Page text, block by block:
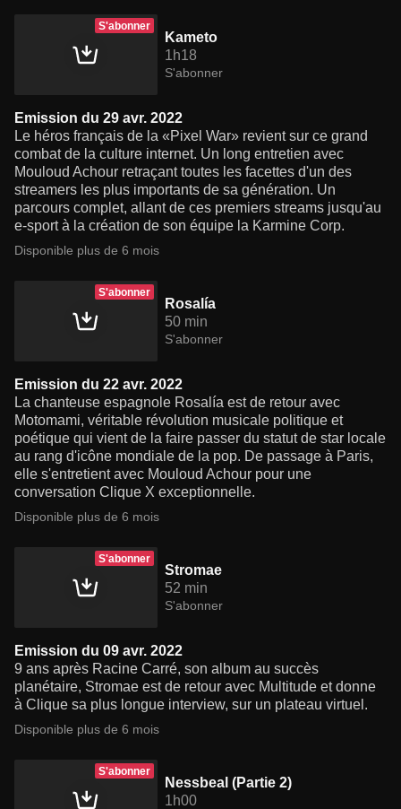
S'abonner
Kameto
1h18
S'abonner
Emission du 29 avr. 2022
Le héros français de la «Pixel War» revient sur ce grand
combat de la culture internet. Un long entretien avec
Mouloud Achour retraçant toutes les facettes d'un des
streamers les plus importants de sa génération. Un
parcours complet, allant de ces premiers streams jusqu'au
e-sport à la création de son équipe la Karmine Corp.
Disponible plus de 6 mois
S'abonner
Rosalía
50 min
S'abonner
Emission du 22 avr. 2022
La chanteuse espagnole Rosalía est de retour avec
Motomami, véritable révolution musicale politique et
poétique qui vient de la faire passer du statut de star locale
au rang d'icône mondiale de la pop. De passage à Paris,
elle s'entretient avec Mouloud Achour pour une
conversation Clique X exceptionnelle.
Disponible plus de 6 mois
S'abonner
Stromae
52 min
S'abonner
Emission du 09 avr. 2022
9 ans après Racine Carré, son album au succès
planétaire, Stromae est de retour avec Multitude et donne
à Clique sa plus longue interview, sur un plateau virtuel.
Disponible plus de 6 mois
S'abonner
Nessbeal (Partie 2)
1h00